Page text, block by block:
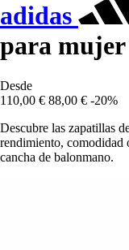
adidas
para
Desde
110,00 € 88,00 € -20%
Descubre las zapatillas
rendimiento, comodidad
cancha de balonmano.